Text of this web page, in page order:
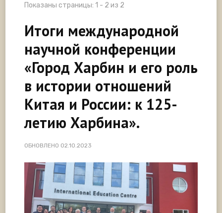
Показаны страницы: 1 - 2 из 2
Итоги международной
научной конференции
«Город Харбин и его роль
в истории отношений
Китая и России: к 125-
летию Харбина».
ОБНОВЛЕНО 02.10.2023